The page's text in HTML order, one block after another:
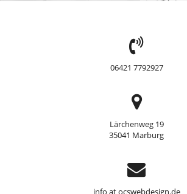
TEL:
06421 7792927
Adresse
Lärchenweg 19
35041 Marburg
Support
info at ocswebdesign.de